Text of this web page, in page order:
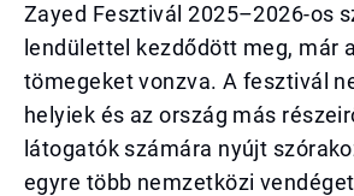
Zayed Fesztivál 2025–2026-os
lendülettel kezdődött meg, már
tömegeket vonzva. A fesztivál
helyiek és az ország más
látogatók számára nyújt
egyre több nemzetközi